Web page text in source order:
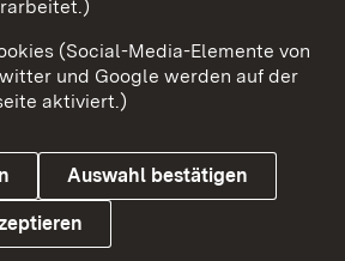
Barrierefreiheit
Cookies
(Social-Media-Elemente von
und Google werden auf der
aktiviert.)
Auswahl bestätigen